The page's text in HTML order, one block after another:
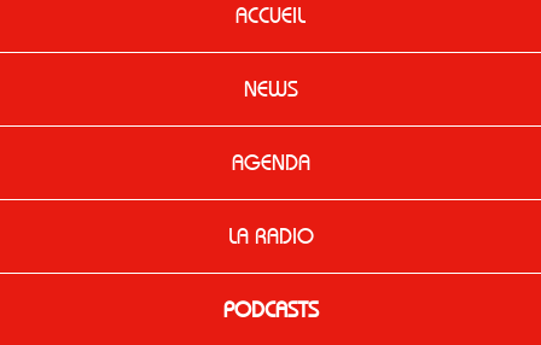
ACCUEIL
NEWS
AGENDA
LA RADIO
PODCASTS